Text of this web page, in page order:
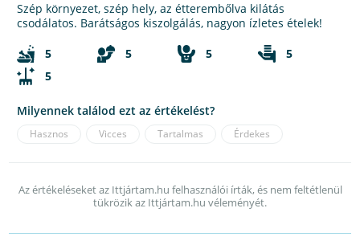
Szép környezet, szép hely, az étterembőlva kilátás
csodálatos. Barátságos kiszolgálás, nagyon ízletes ételek!
5
5 5
5
5
Milyennek találod ezt az értékelést?
Hasznos Vicces Tartalmas Érdekes
Az értékeléseket az Ittjártam.hu felhasználói írták, és nem feltétlenül
tükrözik az Ittjártam.hu véleményét.